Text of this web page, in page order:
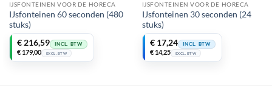
IJSFONTEINEN VOOR DE HORECA
IJsfonteinen 60 seconden (480
stuks)
Oorspronkelijke
prijs
was:
€216,59
Huidige
prijs
is:
INCL. BTW
€179,00 EXCL. BTW
IJSFONTEINEN VOOR DE HORECA
IJsfonteinen 30 seconden (24
stuks)
€17,24 INCL. BTW
€14,25 EXCL. BTW